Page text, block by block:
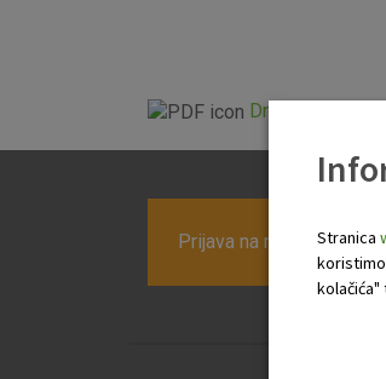
Dnevno
Prijava na newsletter
Stranica